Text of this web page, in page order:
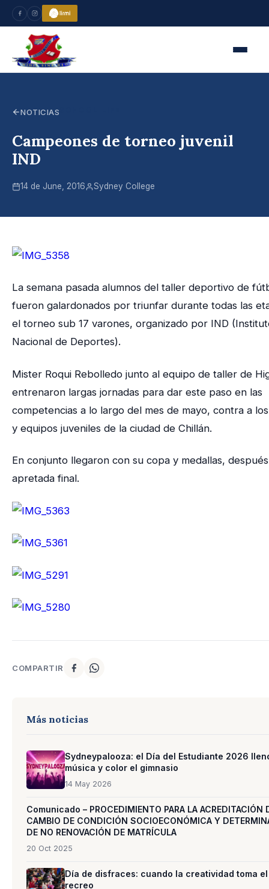
NOTICIAS
Campeones de torneo juvenil
IND
14 de June, 2016 Sydney College
La semana pasada alumnos del taller deportivo de
fueron galardonados por triunfar durante todas las
el torneo sub 17 varones, organizado por IND
Nacional de Deportes).
Mister Roqui Rebolledo junto al equipo de taller de
entrenaron largas jornadas para dar este paso en las
competencias a lo largo del mes de mayo, contra a
y equipos juveniles de la ciudad de Chillán.
En conjunto llegaron con su copa y medallas,
apretada final.
COMPARTIR
Más noticias
Sydneypalooza: el Día del Estudiante 2026
música y color el gimnasio
14 May 2026
Comunicado – PROCEDIMIENTO PARA LA ACREDITACIÓN
CAMBIO DE CONDICIÓN SOCIOECONÓMICA Y
DE NO RENOVACIÓN DE MATRÍCULA
20 Oct 2025
Día de disfraces: cuando la creatividad toma el
recreo